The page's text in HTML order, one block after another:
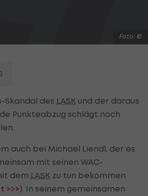
Foto: ©
Skandal des LASK und der daraus
Punkteabzug schlägt noch
auch bei Michael Liendl, der es
mit seinen WAC-
dem LASK zu tun bekommen
>>>). In seinem gemeinsamen